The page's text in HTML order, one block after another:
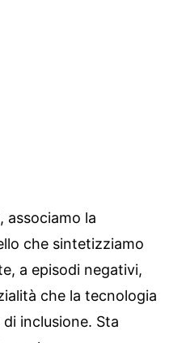
associamo la
che sintetizziamo
a episodi negativi,
che la tecnologia
inclusione. Sta